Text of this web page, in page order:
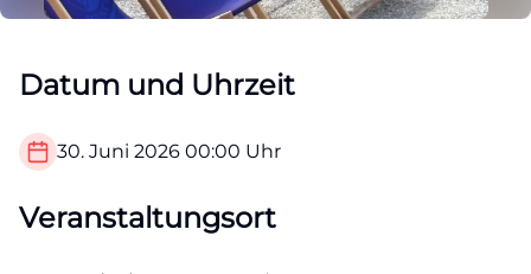
Datum und Uhrzeit
30. Juni 2026 00:00 Uhr
Veranstaltungsort